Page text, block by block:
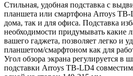
Стильная, удобная подставка с
планшета или смартфона Arroys TB-
дома, так и для офиса. Подставка
необходимости придумывать какие
вашего гаджета, позволяет легко и
планшетом/смарфтоном как для
Угол обзора экрана регулируется в
подставки Arroys TB-LD4